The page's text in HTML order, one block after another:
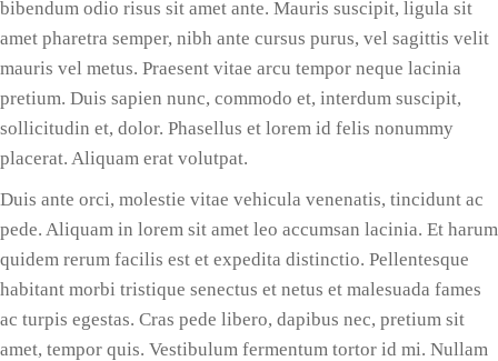
bibendum odio risus sit amet ante. Mauris suscipit, ligula sit
amet pharetra semper, nibh ante cursus purus, vel sagittis velit
mauris vel metus. Praesent vitae arcu tempor neque lacinia
pretium. Duis sapien nunc, commodo et, interdum suscipit,
sollicitudin et, dolor. Phasellus et lorem id felis nonummy
placerat. Aliquam erat volutpat.
Duis ante orci, molestie vitae vehicula venenatis, tincidunt ac
pede. Aliquam in lorem sit amet leo accumsan lacinia. Et harum
quidem rerum facilis est et expedita distinctio. Pellentesque
habitant morbi tristique senectus et netus et malesuada fames
ac turpis egestas. Cras pede libero, dapibus nec, pretium sit
amet, tempor quis. Vestibulum fermentum tortor id mi. Nullam